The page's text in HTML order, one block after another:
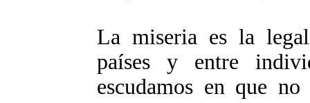
La miseria es la
países y entre
escudamos en que no